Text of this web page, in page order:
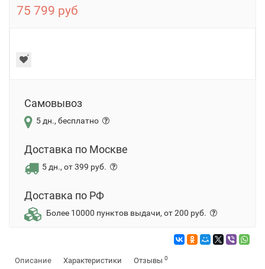
75 799 руб
Самовывоз
5 дн., бесплатно
Доставка по Москве
5 дн., от 399 руб.
Доставка по РФ
Более 10000 пунктов выдачи, от 200 руб.
Описание Характеристики Отзывы 0